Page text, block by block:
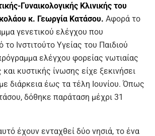
Γυναικολογικής Κλινικής του
κ. Γεωργία Κατάσου. Αφορά το
γενετικού ελέγχου που
Ινστιτούτο Υγείας του Παιδιού
ελέγχου φορείας νωτιαίας
κυστικής ίνωσης είχε ξεκινήσει
διάρκεια έως τα τέλη Ιουνίου. Όπως
δόθηκε παράταση μέχρι 31
έχουν ενταχθεί δύο νησιά, το ένα